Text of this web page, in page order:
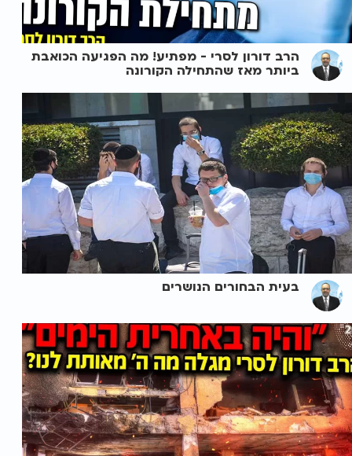
הרב דורון לסרי - מפתיע! מה הפגיעה הכואבת
ביותר מאז שהתחילה הקורונה
בעית הבחורים הנושרים